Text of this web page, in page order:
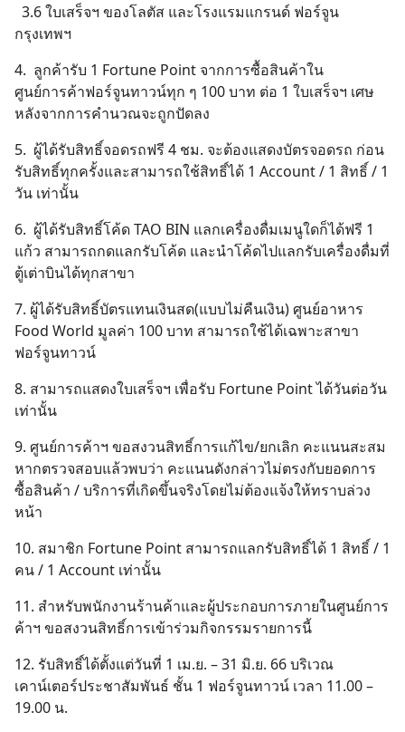
Search
for:
3.6 ใบเสร็จฯ ของโลตัส และโรงแรมแกรนด์ ฟอร์จูน
กรุงเทพฯ
4. ลูกค้ารับ 1 Fortune Point จากการซื้อสินค้าใน
ศูนย์การค้าฟอร์จูนทาวน์ทุก ๆ 100 บาท ต่อ 1 ใบเสร็จฯ เศษ
หลังจากการคำนวณจะถูกปัดลง
5. ผู้ได้รับสิทธิ์จอดรถฟรี 4 ชม. จะต้องแสดงบัตรจอดรถ ก่อน
รับสิทธิ์ทุกครั้งและสามารถใช้สิทธิ์ได้ 1 Account / 1 สิทธิ์ / 1
วัน เท่านั้น
6. ผู้ได้รับสิทธิ์โค้ด TAO BIN แลกเครื่องดื่มเมนูใดก็ได้ฟรี 1
แก้ว สามารถกดแลกรับโค้ด และนำโค้ดไปแลกรับเครื่องดื่มที่
ตู้เต่าบินได้ทุกสาขา
7. ผู้ได้รับสิทธิ์บัตรแทนเงินสด(แบบไม่คืนเงิน) ศูนย์อาหาร
Food World มูลค่า 100 บาท สามารถใช้ได้เฉพาะสาขา
ฟอร์จูนทาวน์
8. สามารถแสดงใบเสร็จฯ เพื่อรับ Fortune Point ได้วันต่อวัน
เท่านั้น
9. ศูนย์การค้าฯ ขอสงวนสิทธิ์การแก้ไข/ยกเลิก คะแนนสะสม
หากตรวจสอบแล้วพบว่า คะแนนดังกล่าวไม่ตรงกับยอดการ
ซื้อสินค้า / บริการที่เกิดขึ้นจริงโดยไม่ต้องแจ้งให้ทราบล่วง
หน้า
10. สมาชิก Fortune Point สามารถแลกรับสิทธิ์ได้ 1 สิทธิ์ / 1
คน / 1 Account เท่านั้น
11. สำหรับพนักงานร้านค้าและผู้ประกอบการภายในศูนย์การ
ค้าฯ ขอสงวนสิทธิ์การเข้าร่วมกิจกรรมรายการนี้
12. รับสิทธิ์ได้ตั้งแต่วันที่ 1 เม.ย. – 31 มิ.ย. 66 บริเวณ
เคาน์เตอร์ประชาสัมพันธ์ ชั้น 1 ฟอร์จูนทาวน์ เวลา 11.00 –
19.00 น.